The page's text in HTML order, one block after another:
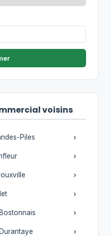
voisins
Piles